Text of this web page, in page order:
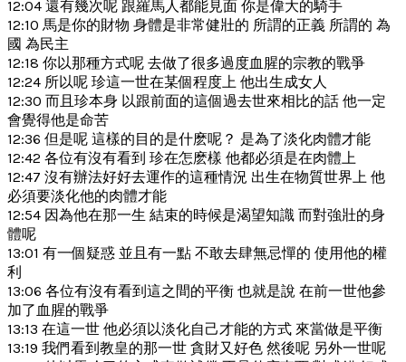
12:04 還有幾次呢 跟羅馬人都能見面 你是偉大的騎手
12:10 馬是你的財物 身體是非常健壯的 所謂的正義 所謂的 為
國 為民主
12:18 你以那種方式呢 去做了很多過度血腥的宗教的戰爭
12:24 所以呢 珍這一世在某個程度上 他出生成女人
12:30 而且珍本身 以跟前面的這個過去世來相比的話 他一定
會覺得他是命苦
12:36 但是呢 這樣的目的是什麽呢？ 是為了淡化肉體才能
12:42 各位有沒有看到 珍在怎麽樣 他都必須是在肉體上
12:47 沒有辦法好好去運作的這種情況 出生在物質世界上 他
必須要淡化他的肉體才能
12:54 因為他在那一生 結束的時候是渴望知識 而對強壯的身
體呢
13:01 有一個疑惑 並且有一點 不敢去肆無忌憚的 使用他的權
利
13:06 各位有沒有看到這之間的平衡 也就是說 在前一世他參
加了血腥的戰爭
13:13 在這一世 他必須以淡化自己才能的方式 來當做是平衡
13:19 我們看到教皇的那一世 貪財又好色 然後呢 另外一世呢